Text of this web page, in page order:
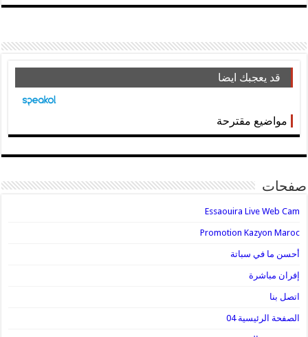
قد يعجبك ايضا
مواضيع مقترحة
صفحات
Essaouira Live Web Cam
Promotion Kazyon Maroc
أحسن ما في سباتة
إفران مباشرة
اتصل بنا
الصفحة الرئيسية 04